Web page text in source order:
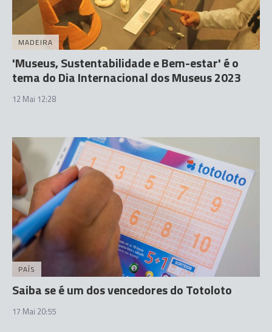
MADEIRA
'Museus, Sustentabilidade e Bem-estar' é o
tema do Dia Internacional dos Museus 2023
12 Mai 12:28
PAÍS
Saiba se é um dos vencedores do Totoloto
17 Mai 20:55